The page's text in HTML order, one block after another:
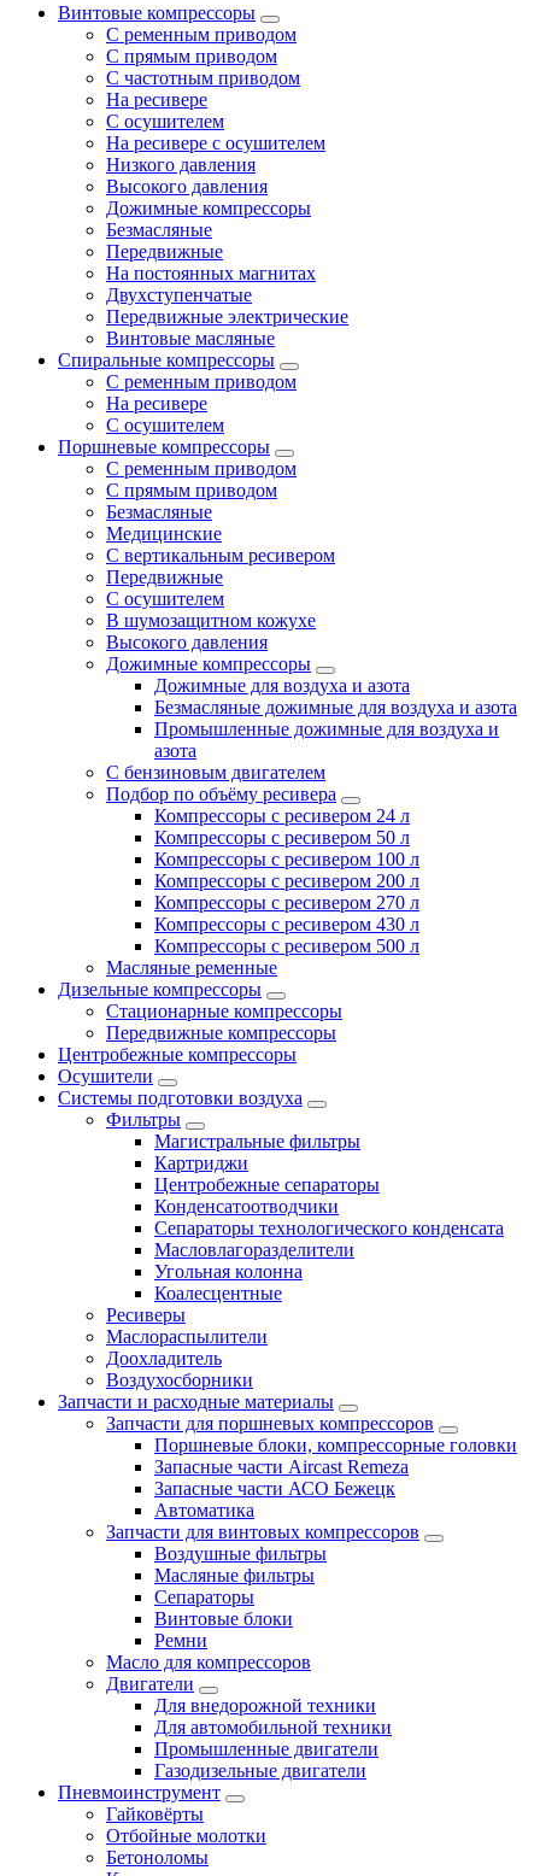
Винтовые компрессоры
С ременным приводом
С прямым приводом
С частотным приводом
На ресивере
С осушителем
На ресивере с осушителем
Низкого давления
Высокого давления
Дожимные компрессоры
Безмасляные
Передвижные
На постоянных магнитах
Двухступенчатые
Передвижные электрические
Винтовые масляные
Спиральные компрессоры
С ременным приводом
На ресивере
С осушителем
Поршневые компрессоры
С ременным приводом
С прямым приводом
Безмасляные
Медицинские
С вертикальным ресивером
Передвижные
С осушителем
В шумозащитном кожухе
Высокого давления
Дожимные компрессоры
Дожимные для воздуха и азота
Безмасляные дожимные для воздуха и азота
Промышленные дожимные для воздуха и
азота
С бензиновым двигателем
Подбор по объёму ресивера
Компрессоры с ресивером 24 л
Компрессоры с ресивером 50 л
Компрессоры с ресивером 100 л
Компрессоры с ресивером 200 л
Компрессоры с ресивером 270 л
Компрессоры с ресивером 430 л
Компрессоры с ресивером 500 л
Масляные ременные
Дизельные компрессоры
Стационарные компрессоры
Передвижные компрессоры
Центробежные компрессоры
Осушители
Системы подготовки воздуха
Фильтры
Магистральные фильтры
Картриджи
Центробежные сепараторы
Конденсатоотводчики
Сепараторы технологического конденсата
Масловлагоразделители
Угольная колонна
Коалесцентные
Ресиверы
Маслораспылители
Доохладитель
Воздухосборники
Запчасти и расходные материалы
Запчасти для поршневых компрессоров
Поршневые блоки, компрессорные головки
Запасные части Aircast Remeza
Запасные части АСО Бежецк
Автоматика
Запчасти для винтовых компрессоров
Воздушные фильтры
Масляные фильтры
Сепараторы
Винтовые блоки
Ремни
Масло для компрессоров
Двигатели
Для внедорожной техники
Для автомобильной техники
Промышленные двигатели
Газодизельные двигатели
Пневмоинструмент
Гайковёрты
Отбойные молотки
Бетоноломы